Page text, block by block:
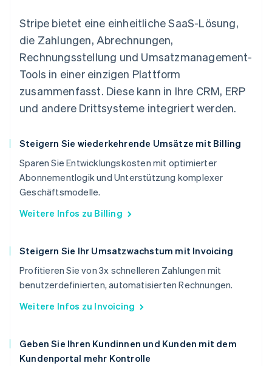
Stripe bietet eine einheitliche SaaS-Lösung,
die Zahlungen, Abrechnungen,
Rechnungsstellung und Umsatzmanagement-
Tools in einer einzigen Plattform
zusammenfasst. Diese kann in Ihre CRM, ERP
und andere Drittsysteme integriert werden.
Steigern Sie wiederkehrende Umsätze mit Billing
Sparen Sie Entwicklungskosten mit optimierter
Abonnementlogik und Unterstützung komplexer
Geschäftsmodelle.
Weitere Infos zu Billing
Steigern Sie Ihr Umsatzwachstum mit Invoicing
Profitieren Sie von 3x schnelleren Zahlungen mit
benutzerdefinierten, automatisierten Rechnungen.
Weitere Infos zu Invoicing
Geben Sie Ihren Kundinnen und Kunden mit dem
Kundenportal mehr Kontrolle